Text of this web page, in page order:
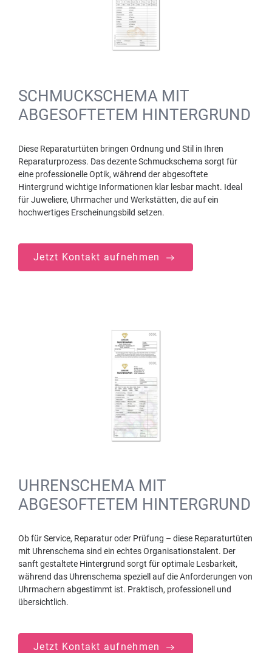
SCHMUCKSCHEMA MIT
ABGESOFTETEM HINTERGRUND
Diese Reparaturtüten bringen Ordnung und Stil in Ihren
Reparaturprozess. Das dezente Schmuckschema sorgt für
eine professionelle Optik, während der abgesoftete
Hintergrund wichtige Informationen klar lesbar macht. Ideal
für Juweliere, Uhrmacher und Werkstätten, die auf ein
hochwertiges Erscheinungsbild setzen.
Jetzt Kontakt aufnehmen
UHRENSCHEMA MIT
ABGESOFTETEM HINTERGRUND
Ob für Service, Reparatur oder Prüfung – diese Reparaturtüten
mit Uhrenschema sind ein echtes Organisationstalent. Der
sanft gestaltete Hintergrund sorgt für optimale Lesbarkeit,
während das Uhrenschema speziell auf die Anforderungen von
Uhrmachern abgestimmt ist. Praktisch, professionell und
übersichtlich.
Jetzt Kontakt aufnehmen